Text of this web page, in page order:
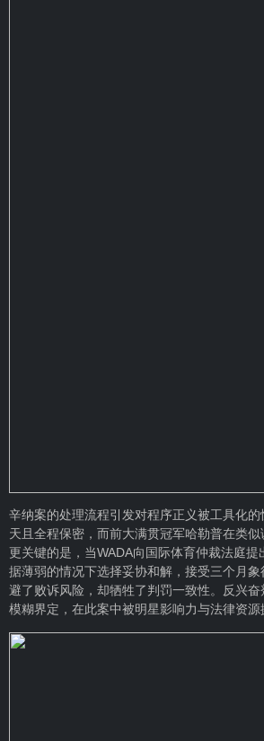
辛纳案的处理流程引发对程序正义被工具化
天且全程保密，而前大满贯冠军哈勒普在类似
更关键的是，当WADA向国际体育仲裁法庭提
据薄弱的情况下选择妥协和解，接受三个月
避了败诉风险，却牺牲了判罚一致性。反兴奋
模糊界定，在此案中被明星影响力与法律资源